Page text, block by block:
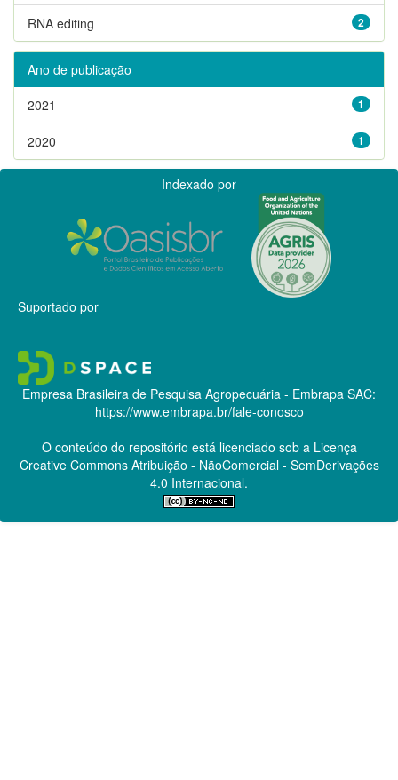
2
RNA editing
Ano de publicação
1
2021
1
2020
Indexado por
Suportado por
Empresa Brasileira de Pesquisa Agropecuária - Embrapa SAC:
https://www.embrapa.br/fale-conosco
O conteúdo do repositório está licenciado sob a Licença
Creative CommonsAtribuição - NãoComercial - SemDerivações
4.0 Internacional.